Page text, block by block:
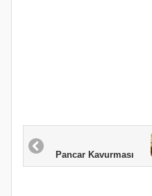
Pancar Kavurması